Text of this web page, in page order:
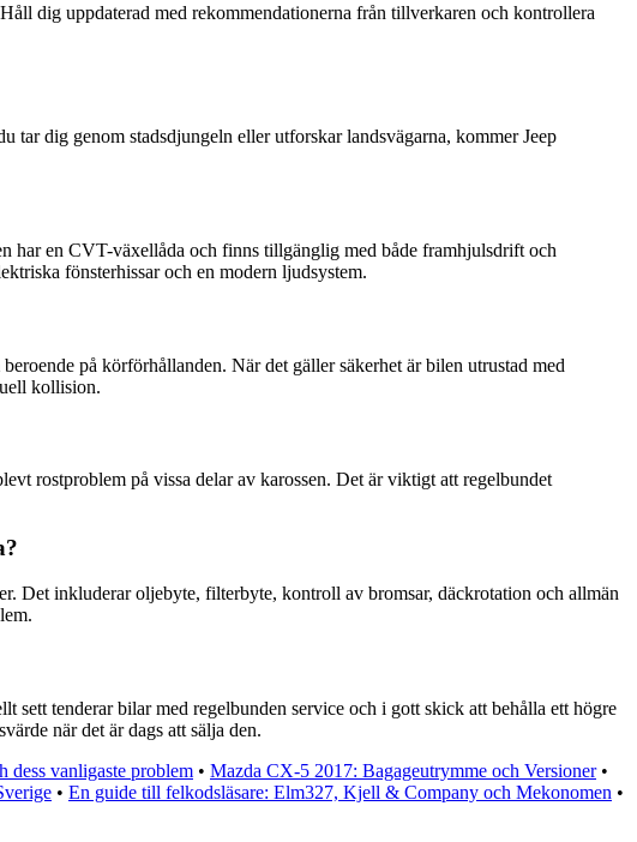
dig uppdaterad med rekommendationerna från tillverkaren och kontrollera
dig genom stadsdjungeln eller utforskar landsvägarna, kommer Jeep
har en CVT-växellåda och finns tillgänglig med både framhjulsdrift och
fönsterhissar och en modern ljudsystem.
på körförhållanden. När det gäller säkerhet är bilen utrustad med
kollision.
rostproblem på vissa delar av karossen. Det är viktigt att regelbundet
Det inkluderar oljebyte, filterbyte, kontroll av bromsar, däckrotation och allmän
sett tenderar bilar med regelbunden service och i gott skick att behålla ett högre
när det är dags att sälja den.
dess vanligaste problem • Mazda CX-5 2017: Bagageutrymme och Versioner•
• En guide till felkodsläsare: Elm327, Kjell & Company och Mekonomen •